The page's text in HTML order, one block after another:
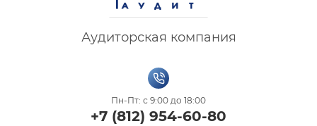
Аудиторская компания
Пн-Пт: с 9:00 до 18:00
+7 (812) 954-60-80